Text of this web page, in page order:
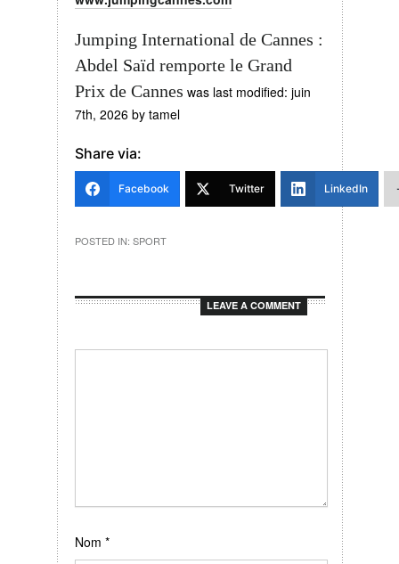
Jumping International de Cannes :
Abdel Saïd remporte le Grand
Prix de Cannes was last modified: juin
7th, 2026by tamel
Share via:
Facebook Twitter LinkedIn
POSTED IN: SPORT
LEAVE A COMMENT
Nom *